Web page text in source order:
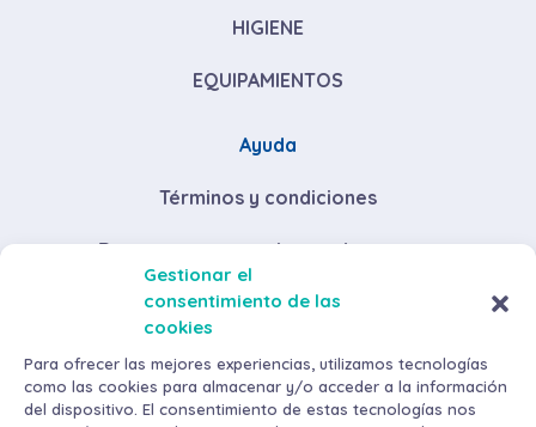
Gestionar el
consentimiento de las
cookies
Para ofrecer las mejores experiencias, utilizamos tecnologías
como las cookies para almacenar y/o acceder a la información
del dispositivo. El consentimiento de estas tecnologías nos
HIGIENE
EQUIPAMIENTOS
Ayuda
Términos y condiciones
Descuentos por volumen de compra
Envíos y devoluciones
Métodos de pago